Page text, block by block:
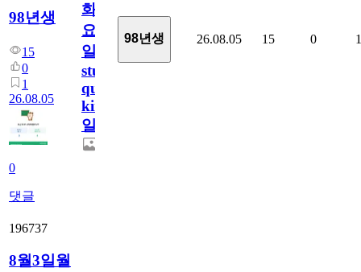
98년생
15
0
1
26.08.05
0
댓글
화
요
일/English
study
quiz
king777
일
98년생 26.08.05 15 0 1
196737
8월3일월